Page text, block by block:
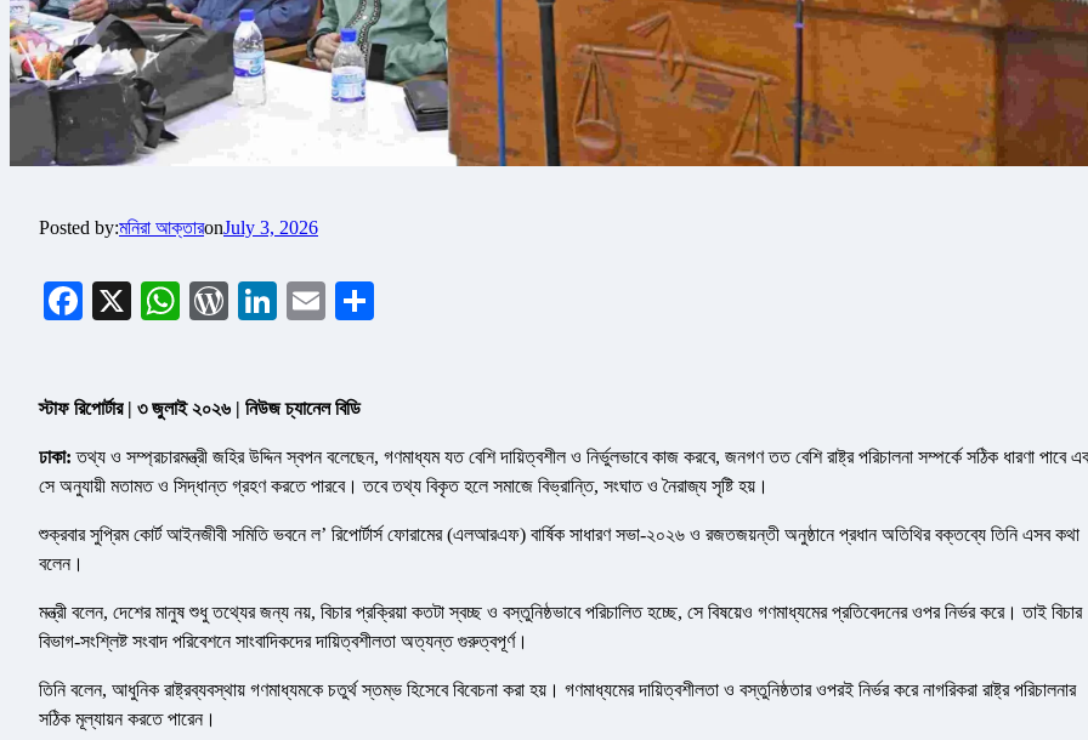
Posted by:মনিরা আক্তারonJuly 3, 2026
Facebook
X WhatsApp
WordPress
LinkedIn
Email
স্টাফ রিপোর্টার | ৩ জুলাই ২০২৬ | নিউজ চ্যানেল বিডি
ঢাকা: তথ্য ও সম্প্রচারমন্ত্রী জহির উদ্দিন স্বপন বলেছেন, গণমাধ্যম যত বেশি দায়িত্বশীল ও নির্ভুলভাবে কাজ করবে, জনগণ তত বেশি রাষ্ট্র পরিচালনা সম্পর্কে সঠিক ধারণা পাবে
সে অনুযায়ী মতামত ও সিদ্ধান্ত গ্রহণ করতে পারবে। তবে তথ্য বিকৃত হলে সমাজে বিভ্রান্তি, সংঘাত ও নৈরাজ্য সৃষ্টি হয়।
শুক্রবার সুপ্রিম কোর্ট আইনজীবী সমিতি ভবনে ল’ রিপোর্টার্স ফোরামের (এলআরএফ) বার্ষিক সাধারণ সভা-২০২৬ ও রজতজয়ন্তী অনুষ্ঠানে প্রধান অতিথির বক্তব্যে তিনি এসব কথা
বলেন।
মন্ত্রী বলেন, দেশের মানুষ শুধু তথ্যের জন্য নয়, বিচার প্রক্রিয়া কতটা স্বচ্ছ ও বস্তুনিষ্ঠভাবে পরিচালিত হচ্ছে, সে বিষয়েও গণমাধ্যমের প্রতিবেদনের ওপর নির্ভর করে। তাই বিচার
বিভাগ-সংশ্লিষ্ট সংবাদ পরিবেশনে সাংবাদিকদের দায়িত্বশীলতা অত্যন্ত গুরুত্বপূর্ণ।
তিনি বলেন, আধুনিক রাষ্ট্রব্যবস্থায় গণমাধ্যমকে চতুর্থ স্তম্ভ হিসেবে বিবেচনা করা হয়। গণমাধ্যমের দায়িত্বশীলতা ও বস্তুনিষ্ঠতার ওপরই নির্ভর করে নাগরিকরা রাষ্ট্র পরিচালনার
সঠিক মূল্যায়ন করতে পারেন।